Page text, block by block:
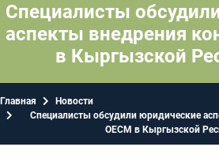
Специалисты
аспекты внедрения
в Кыргызской
Главная
Новости
Специалисты обсудили юридические
ОЕСМ в Кыргызской